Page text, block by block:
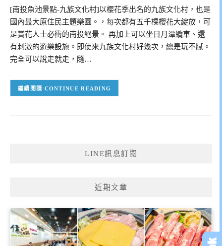
[南投魚池景點-九族文化村]以櫻花季出名的九族文化村，也是
國內最大原住民主題樂園。，每次都有五千棵櫻花大綻放，可
是賞花人士必衝的南投絕景。 再加上可以坐日月潭纜車、還
有刺激的遊樂設施。即使來九族文化村好幾次，總是玩不膩。
完全可以說走就走，隨…
CONTINUE READING
LINE訊息訂閱
近期文章